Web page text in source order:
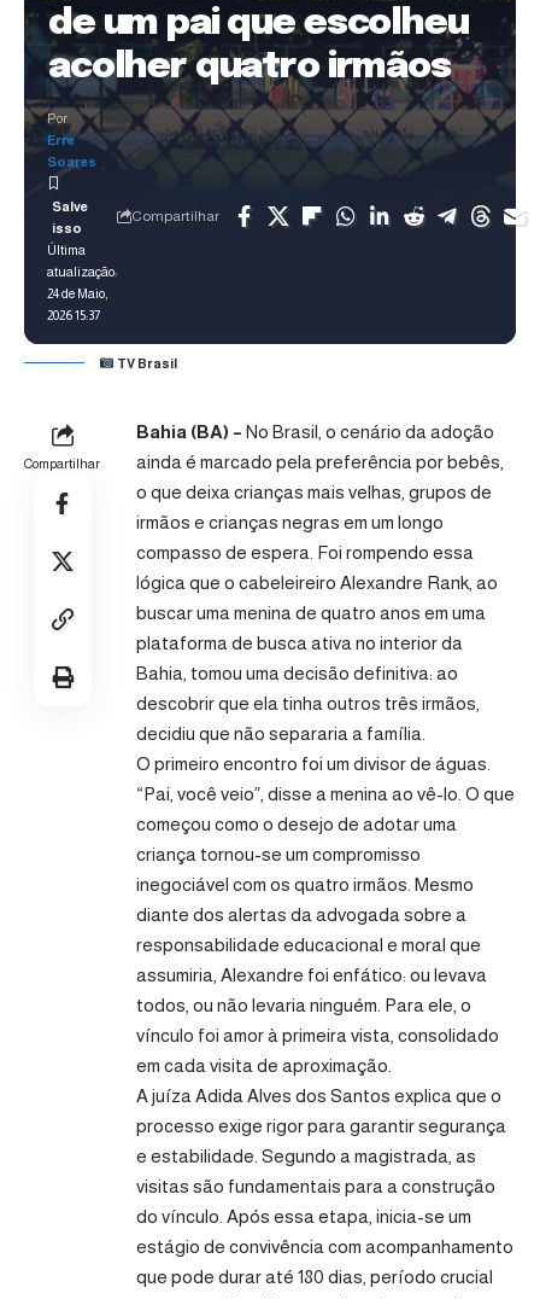
de um pai que escolheu
acolher quatro irmãos
Última
atualização:
24 de Maio,
2026 15:37
Por
Erre
Soares
Compartilhar
TV Brasil
Compartilhar
Bahia (BA) – No Brasil, o cenário da adoção
ainda é marcado pela preferência por bebês,
o que deixa crianças mais velhas, grupos de
irmãos e crianças negras em um longo
compasso de espera. Foi rompendo essa
lógica que o cabeleireiro Alexandre Rank, ao
buscar uma menina de quatro anos em uma
plataforma de busca ativa no interior da
Bahia, tomou uma decisão definitiva: ao
descobrir que ela tinha outros três irmãos,
decidiu que não separaria a família.
O primeiro encontro foi um divisor de águas.
“Pai, você veio”, disse a menina ao vê-lo. O que
começou como o desejo de adotar uma
criança tornou-se um compromisso
inegociável com os quatro irmãos. Mesmo
diante dos alertas da advogada sobre a
responsabilidade educacional e moral que
assumiria, Alexandre foi enfático: ou levava
todos, ou não levaria ninguém. Para ele, o
vínculo foi amor à primeira vista, consolidado
em cada visita de aproximação.
A juíza Adida Alves dos Santos explica que o
processo exige rigor para garantir segurança
e estabilidade. Segundo a magistrada, as
visitas são fundamentais para a construção
do vínculo. Após essa etapa, inicia-se um
estágio de convivência com acompanhamento
que pode durar até 180 dias, período crucial